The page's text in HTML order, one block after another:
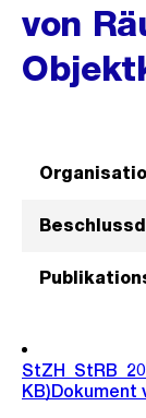
von
KB)Dokument